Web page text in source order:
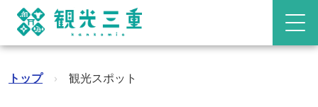
トップ › 観光スポット